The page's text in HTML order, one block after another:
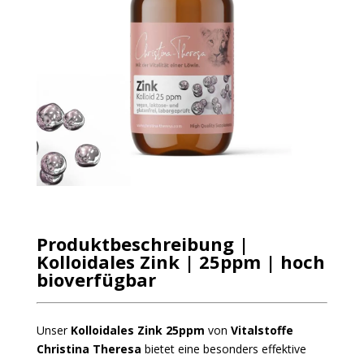
Produktbeschreibung |
Kolloidales Zink | 25ppm | hoch
bioverfügbar
Unser Kolloidales Zink 25ppm von Vitalstoffe
Christina Theresa bietet eine besonders effektive